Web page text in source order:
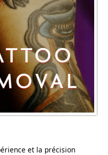
et la précision